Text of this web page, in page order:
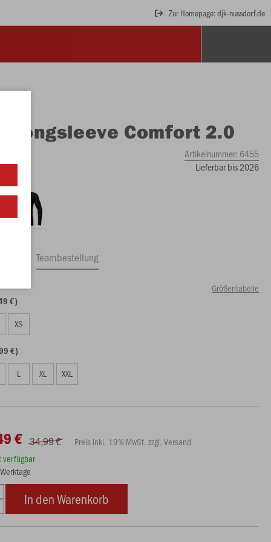
Zur Homepage: djk-nussdorf.de
Longsleeve Comfort 2.0
Artikelnummer: 6455
Lieferbar bis 2026
Teambestellung
Größentabelle
€)
XS
€)
L XL XXL
€ 34,99 €
Preis inkl. 19% MwSt. zzgl. Versand
verfügbar
In den Warenkorb